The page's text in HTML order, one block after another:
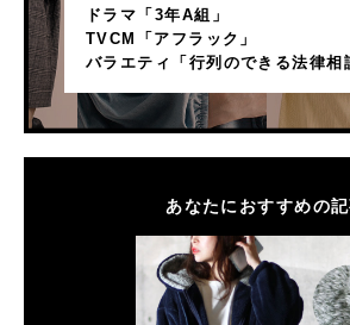
ドラマ「3年A組」
TVCM「アフラック」
バラエティ「行列のできる法律相
あなたにおすすめの